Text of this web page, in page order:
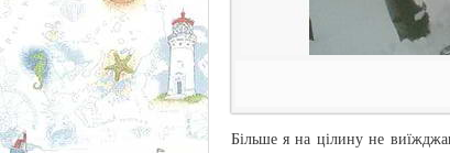
Більше я на цілину не